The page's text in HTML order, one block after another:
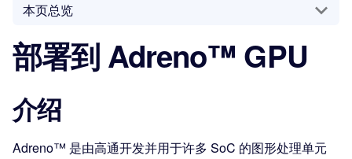
本页总览
部署到 Adreno™ GPU
介绍
Adreno™ 是由高通开发并用于许多 SoC 的图形处理单元